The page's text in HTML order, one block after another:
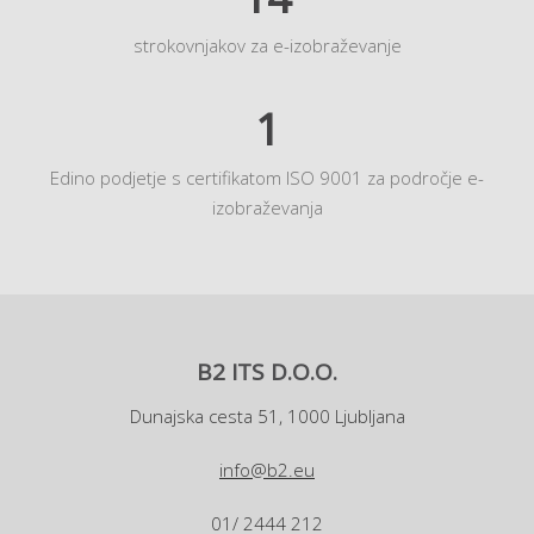
strokovnjakov za e-izobraževanje
1
Edino podjetje s certifikatom ISO 9001 za področje e-
izobraževanja
B2 ITS D.O.O.
Dunajska cesta 51, 1000 Ljubljana
info@b2.eu
01/ 2444 212